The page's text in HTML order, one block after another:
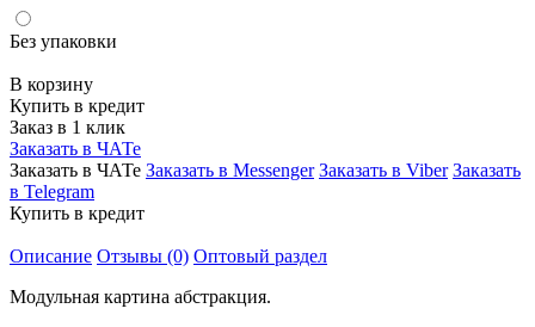
Без упаковки
В корзину
Купить в кредит
Заказ в 1 клик
Заказать в ЧАТе
Заказать в ЧАТе Заказать в Messenger Заказать в Viber Заказать
в Telegram
Купить в кредит
Описание Отзывы (0) Оптовый раздел
Модульная картина абстракция.